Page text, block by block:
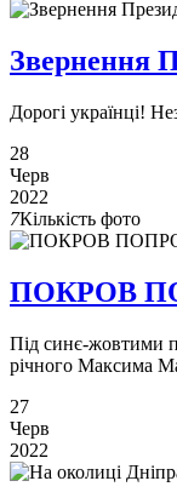
Звернення
Дорогі українці!
28
Черв
2022
7Кількість фото
ПОКРОВ
Під синє-жовтими
річного Максима
27
Черв
2022